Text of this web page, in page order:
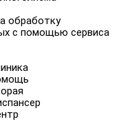
обработку
с помощью сервиса